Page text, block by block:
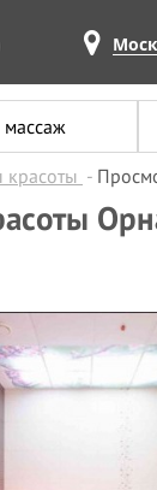
массаж
красоты